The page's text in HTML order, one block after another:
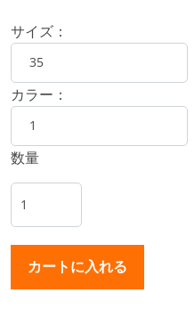
サイズ：
カラー：
数量